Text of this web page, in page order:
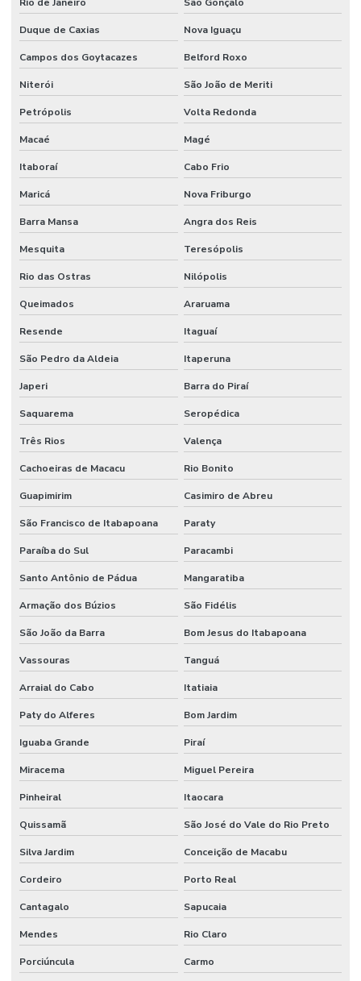
Serviço de transmissão de cirurgia
Studio para cursos live em Fortaleza
Studio para gravação de cursos ead em Fortaleza
Studio para gravação em Fortaleza
Telão de led para casamento em sp
Telão de led para congresso
Telão de led para palco
Telão de led para palestra
Transmissão com câmera móvel e link sem fio
Valor locação de tv
Vídeo mapping empresas
Video mapping preço
Aluguel de datashow
Aluguel de datashow em Fortaleza
Aluguel de drone para filmagem
Aluguel de drone em Fortaleza
Aluguel de estúdio
Aluguel de estúdio filmagem
Aluguel de estúdio para gravação
Aluguel de estúdio de gravação preço
Aluguel de estúdio para podcast valor
Aluguel de estúdio para youtuber
Aluguel de grua para filmagem
Aluguel de led para eventos
Aluguel de painel de led
Aluguel de painel de led para eventos
Aluguel de painel de led em Fortaleza
Duque de Caxias Nova Iguaçu
Campos dos Goytacazes Belford Roxo
Niterói São João de Meriti
Petrópolis Volta Redonda
Macaé Magé
Itaboraí Cabo Frio
Maricá Nova Friburgo
Barra Mansa Angra dos Reis
Mesquita Teresópolis
Rio das Ostras Nilópolis
Queimados Araruama
Resende Itaguaí
São Pedro da Aldeia Itaperuna
Japeri Barra do Piraí
Saquarema Seropédica
Três Rios Valença
Cachoeiras de Macacu Rio Bonito
Guapimirim Casimiro de Abreu
São Francisco de Itabapoana Paraty
Paraíba do Sul Paracambi
Santo Antônio de Pádua Mangaratiba
Armação dos Búzios São Fidélis
São João da Barra Bom Jesus do Itabapoana
Vassouras Tanguá
Arraial do Cabo Itatiaia
Paty do Alferes Bom Jardim
Iguaba Grande Piraí
Miracema Miguel Pereira
Pinheiral Itaocara
Quissamã São José do Vale do Rio Preto
Silva Jardim Conceição de Macabu
Cordeiro Porto Real
Cantagalo Sapucaia
Mendes Rio Claro
Porciúncula Carmo